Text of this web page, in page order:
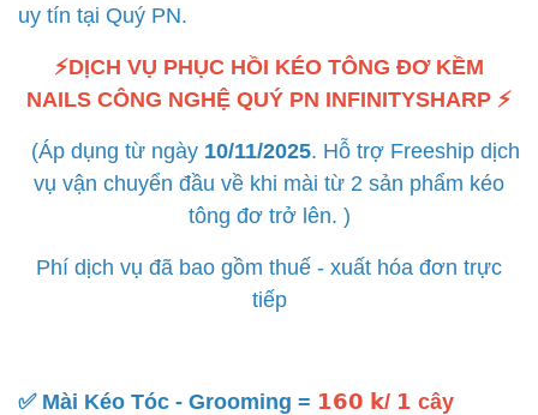
uy tín tại Quý PN.
⚡️DỊCH VỤ PHỤC HỒI KÉO TÔNG ĐƠ KỀM
NAILS CÔNG NGHỆ QUÝ PN INFINITYSHARP ⚡️
(Áp dụng từ ngày 10/11/2025. Hỗ trợ Freeship dịch
vụ vận chuyển đầu về khi mài từ 2 sản phẩm kéo
tông đơ trở lên. )
Phí dịch vụ đã bao gồm thuế - xuất hóa đơn trực
tiếp
✅️ Mài Kéo Tóc - Grooming = 𝟭𝟲𝟬 𝗸/ 𝟭 cây